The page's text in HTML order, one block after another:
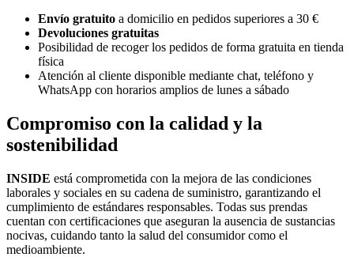
Envío gratuito a domicilio en pedidos superiores a 30 €
Devoluciones gratuitas
Posibilidad de recoger los pedidos de forma gratuita en tienda
física
Atención al cliente disponible mediante chat, teléfono y
WhatsApp con horarios amplios de lunes a sábado
Compromiso con la calidad y la
sostenibilidad
INSIDE está comprometida con la mejora de las condiciones
laborales y sociales en su cadena de suministro, garantizando el
cumplimiento de estándares responsables. Todas sus prendas
cuentan con certificaciones que aseguran la ausencia de sustancias
nocivas, cuidando tanto la salud del consumidor como el
medioambiente.